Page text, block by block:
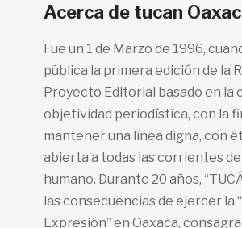
Acerca de tucan
Fue un 1 de Marzo de 1996,
pública la primera edición de la
Proyecto Editorial basado en la
objetividad periodística, con la
mantener una línea digna, con
abierta a todas las corrientes
humano. Durante 20 años,
las consecuencias de ejercer la
Expresión” en Oaxaca,